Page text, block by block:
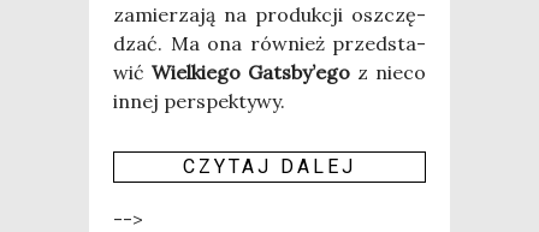
zamie­rza­ją na pro­duk­cji oszczę­
dzać. Ma ona rów­nież przed­sta­
wić Wiel­kie­go Gats­by­’e­go z nie­co
innej per­spek­ty­wy.
CZY­TAJ DALEJ
-->